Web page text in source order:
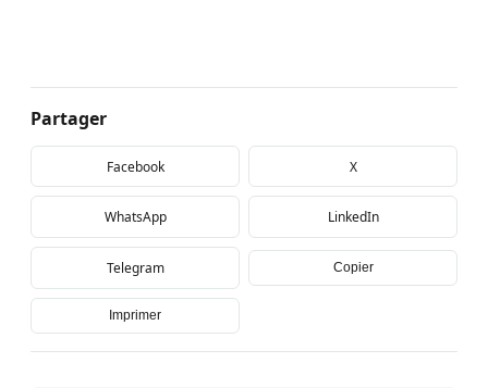
Partager
Facebook X
WhatsApp LinkedIn
Telegram Copier
Imprimer